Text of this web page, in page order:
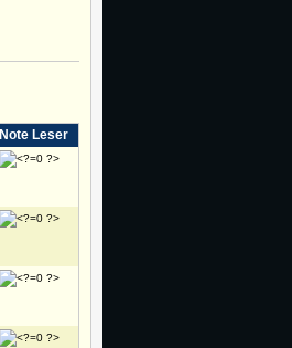
Note Leser